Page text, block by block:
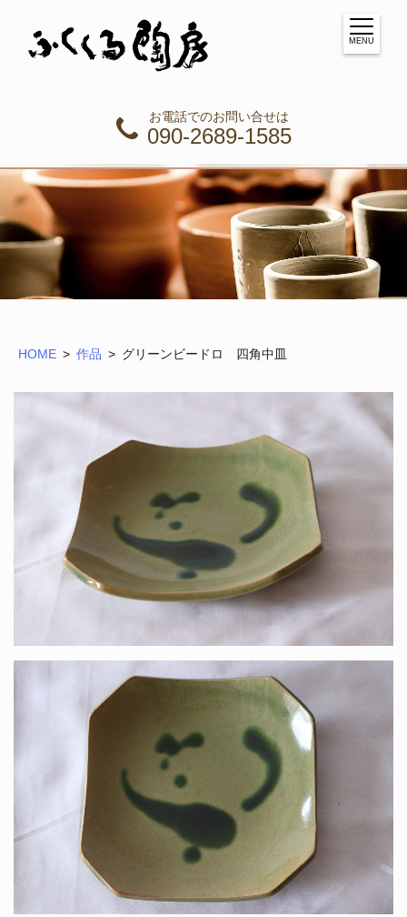
お電話でのお問い合せは
090-2689-1585
MENU
HOME 作品 グリーンビードロ 四角中皿